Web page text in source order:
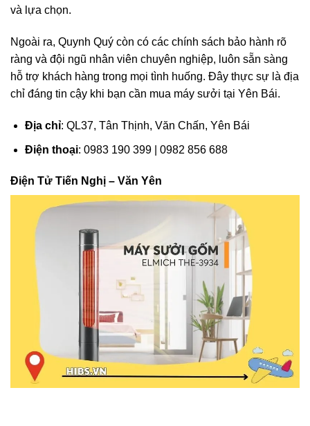
và lựa chọn.
Ngoài ra, Quynh Quý còn có các chính sách bảo hành rõ
ràng và đội ngũ nhân viên chuyên nghiệp, luôn sẵn sàng
hỗ trợ khách hàng trong mọi tình huống. Đây thực sự là địa
chỉ đáng tin cậy khi bạn cần mua máy sưởi tại Yên Bái.
Địa chỉ: QL37, Tân Thịnh, Văn Chấn, Yên Bái
Điện thoại: 0983 190 399 | 0982 856 688
Điện Tử Tiến Nghị – Văn Yên